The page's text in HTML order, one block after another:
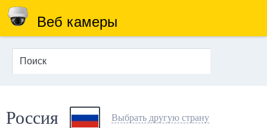
Веб камеры
Россия Выбрать другую страну